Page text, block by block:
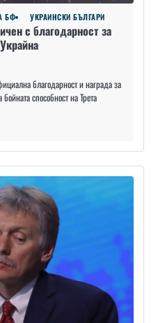
БФ УКРАИНСКИ БЪЛГАРИ
с благодарност за
благодарност и награда за
способност на Трета